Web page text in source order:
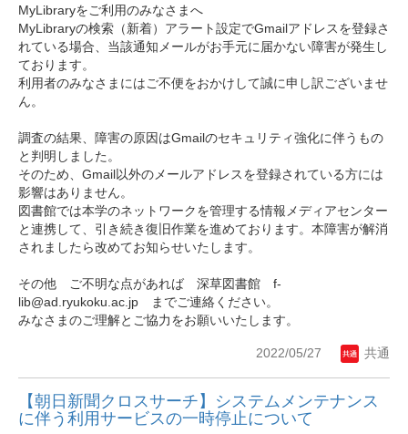
MyLibraryをご利用のみなさまへ
MyLibraryの検索（新着）アラート設定でGmailアドレスを登録さ
れている場合、当該通知メールがお手元に届かない障害が発生し
ております。
利用者のみなさまにはご不便をおかけして誠に申し訳ございませ
ん。
調査の結果、障害の原因はGmailのセキュリティ強化に伴うもの
と判明しました。
そのため、Gmail以外のメールアドレスを登録されている方には
影響はありません。
図書館では本学のネットワークを管理する情報メディアセンター
と連携して、引き続き復旧作業を進めております。本障害が解消
されましたら改めてお知らせいたします。
その他 ご不明な点があれば 深草図書館 f-
lib@ad.ryukoku.ac.jp までご連絡ください。
みなさまのご理解とご協力をお願いいたします。
2022/05/27 共通
【朝日新聞クロスサーチ】システムメンテナンス
に伴う利用サービスの一時停止について